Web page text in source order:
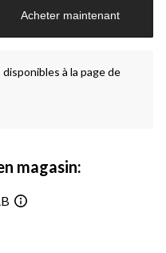
Acheter maintenant
à la page de
magasin: